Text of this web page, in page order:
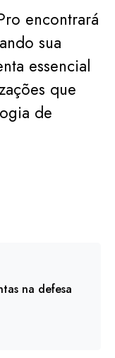
encontrará
sua
essencial
que
de
na defesa